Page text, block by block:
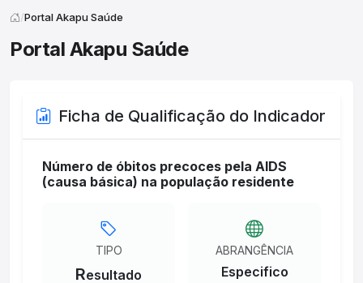
Portal Akapu Saúde
Portal Akapu Saúde
Ficha de Qualificação do Indicador
Número de óbitos precoces pela AIDS
(causa básica) na população residente
TIPO
Resultado
ABRANGÊNCIA
Especifico